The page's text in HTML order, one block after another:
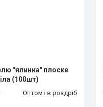
"ялинка" плоске
(100шт)
Оптом і в роздріб